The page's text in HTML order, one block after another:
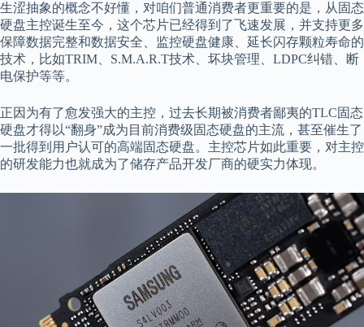
生涩抽象的概念不好懂，对咱们普通消费者更重要的是，从固态
硬盘主控诞生至今，这个芯片已经得到了飞速发展，并支持更多
保障数据完整和数据安全、监控硬盘健康、延长闪存颗粒寿命的
技术，比如TRIM、S.M.A.R.T技术、坏块管理、LDPC纠错、断
电保护等等。
正因为有了愈发强大的主控，过去长期被消费者鄙夷的TLC固态
硬盘才得以“翻身”成为目前消费级固态硬盘的主流，甚至催生了
一批得到用户认可的高端固态硬盘。主控芯片如此重要，对主控
的研发能力也就成为了储存产品开发厂商的硬实力体现。